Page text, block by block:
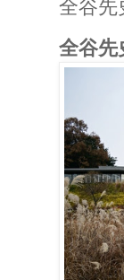
全谷先
全谷先